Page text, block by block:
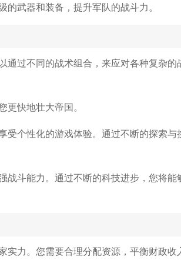
武器和装备，提升军队的战斗力。
通过不同的战术组合，来应对各种复杂的
快地壮大帝国。
受个性化的游戏体验。通过不断的探索与
战斗能力。通过不断的科技进步，您将能
实力。您需要合理分配资源，平衡财政收